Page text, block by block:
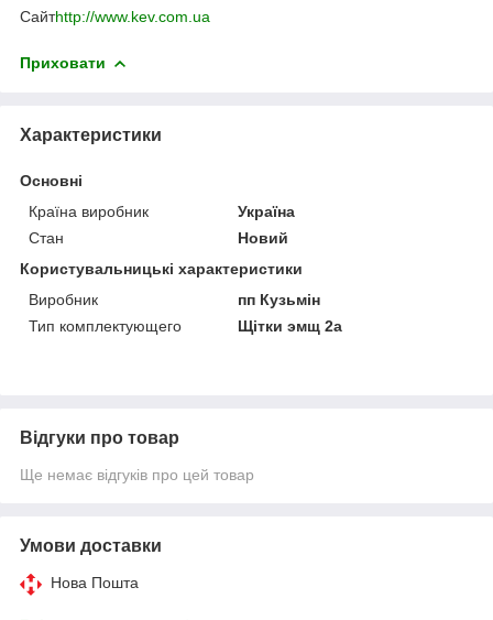
Сайтhttp://www.kev.com.ua
Приховати
Характеристики
Основні
Країна виробник
Україна
Стан
Новий
Користувальницькі характеристики
Виробник
пп Кузьмін
Тип комплектующего
Щітки эмщ 2а
Відгуки про товар
Ще немає відгуків про цей товар
Умови доставки
Нова Пошта